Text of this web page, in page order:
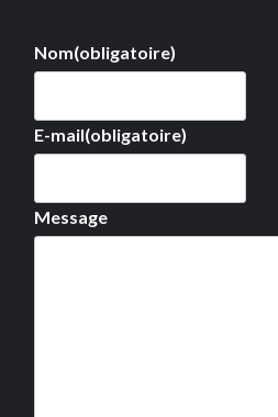
Nom(obligatoire)
E-mail(obligatoire)
Message